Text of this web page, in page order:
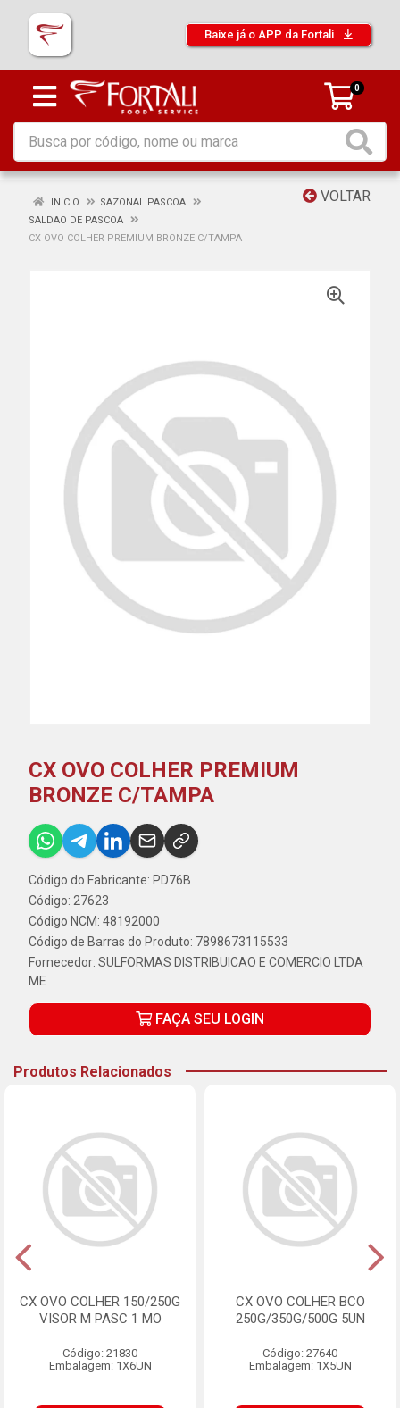
Baixe já o APP da Fortali
0
VOLTAR
INÍCIO
SAZONAL PASCOA
SALDAO DE PASCOA
CX OVO COLHER PREMIUM BRONZE C/TAMPA
CX OVO COLHER PREMIUM
BRONZE C/TAMPA
Código do Fabricante: PD76B
Código: 27623
Código NCM: 48192000
Código de Barras do Produto: 7898673115533
Fornecedor: SULFORMAS DISTRIBUICAO E COMERCIO LTDA
ME
FAÇA SEU LOGIN
Produtos Relacionados
CX OVO COLHER 150/250G
VISOR M PASC 1 MO
Código: 21830
Embalagem: 1X6UN
CX OVO COLHER BCO
250G/350G/500G 5UN
Código: 27640
Embalagem: 1X5UN